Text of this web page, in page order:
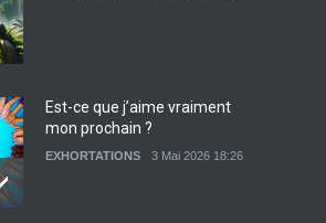
Est-ce que j’aime vraiment
mon prochain ?
EXHORTATIONS 3 Mai 2026 18:26